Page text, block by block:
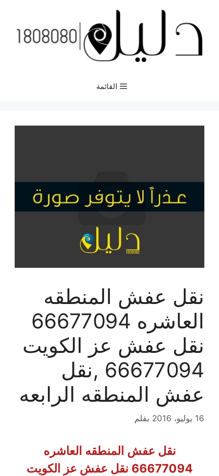
المحتوى
القائمة
نقل عفش المنطقه
العاشره 66677094
نقل عفش عز الكويت
66677094 ,نقل
عفش المنطقه الرابعه
16 يوليو، 2016 بقلم
نقل عفش المنطقه العاشره
66677094 نقل عفش عز الكويت